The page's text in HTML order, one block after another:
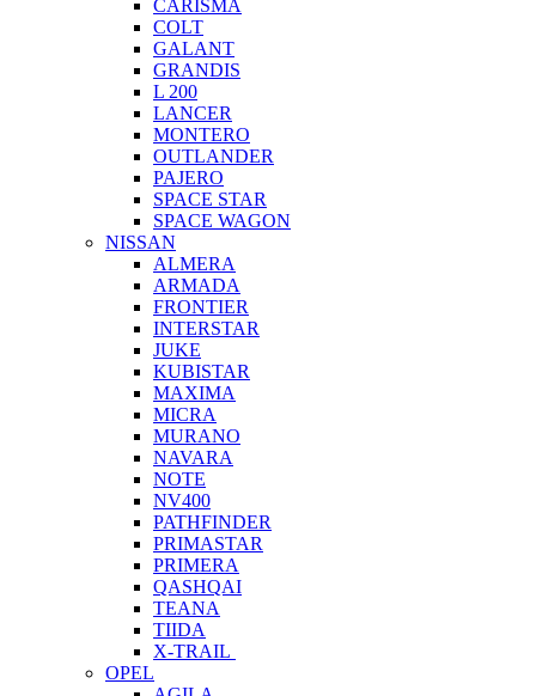
CARISMA
COLT
GALANT
GRANDIS
L 200
LANCER
MONTERO
OUTLANDER
PAJERO
SPACE STAR
SPACE WAGON
NISSAN
ALMERA
ARMADA
FRONTIER
INTERSTAR
JUKE
KUBISTAR
MAXIMA
MICRA
MURANO
NAVARA
NOTE
NV400
PATHFINDER
PRIMASTAR
PRIMERA
QASHQAI
TEANA
TIIDA
X-TRAIL
OPEL